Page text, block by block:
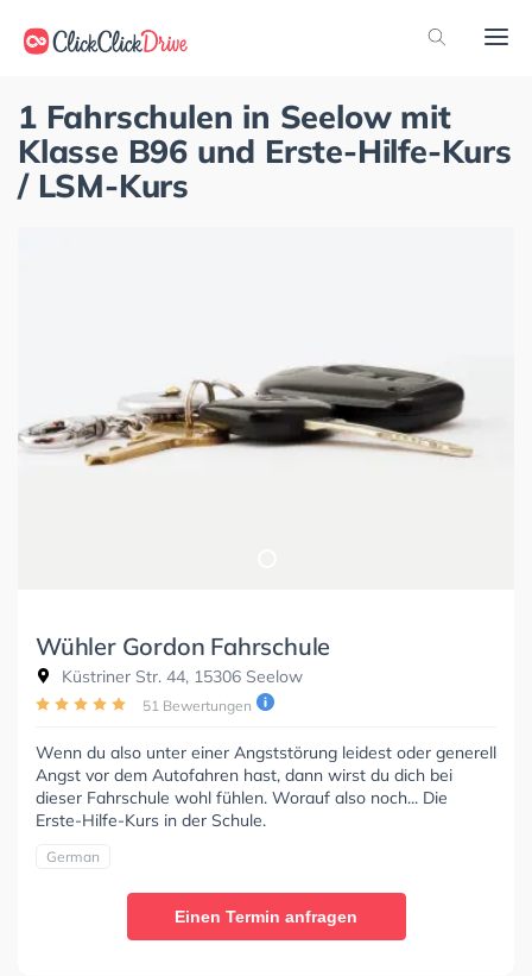
1 Fahrschulen in Seelow mit
Klasse B96 und Erste-Hilfe-Kurs
/ LSM-Kurs
Wühler Gordon Fahrschule
Küstriner Str. 44, 15306 Seelow
51 Bewertungen
Wenn du also unter einer Angststörung leidest oder generell
Angst vor dem Autofahren hast, dann wirst du dich bei
dieser Fahrschule wohl fühlen. Worauf also noch... Die
Erste-Hilfe-Kurs in der Schule.
German
Einen Termin anfragen